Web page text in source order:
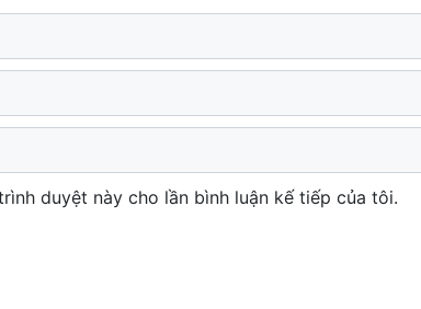
duyệt này cho lần bình luận kế tiếp của tôi.